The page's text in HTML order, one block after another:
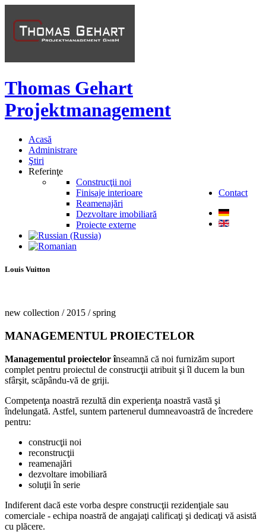
Thomas Gehart
Projektmanagement
Acasă
Administrare
Ştiri
Referinţe
Construcţii noi
Finisaje interioare
Reamenajări
Dezvoltare imobiliară
Proiecte externe
Contact
Louis Vuitton
new collection / 2015 / spring
MANAGEMENTUL PROIECTELOR
Managementul proiectelor înseamnă că noi furnizăm suport
complet pentru proiectul de construcţii atribuit şi îl ducem la bun
sfârşit, scăpându-vă de griji.
Competenţa noastră rezultă din experienţa noastră vastă şi
îndelungată. Astfel, suntem partenerul dumneavoastră de încredere
pentru:
construcţii noi
reconstrucţii
reamenajări
dezvoltare imobiliară
soluţii în serie
Indiferent dacă este vorba despre construcţii rezidenţiale sau
comerciale - echipa noastră de angajaţi calificaţi şi dedicaţi vă asistă
cu plăcere.